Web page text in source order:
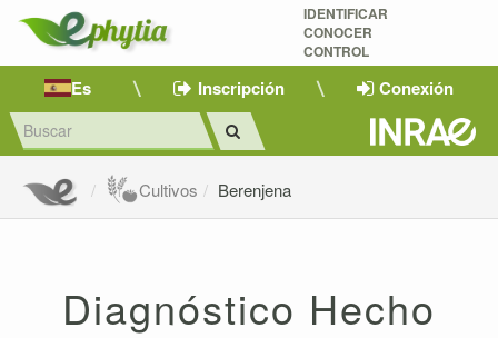
IDENTIFICAR
CONOCER
CONTROL
Es Inscripción Conexión
Cultivos Berenjena
Diagnóstico Hecho